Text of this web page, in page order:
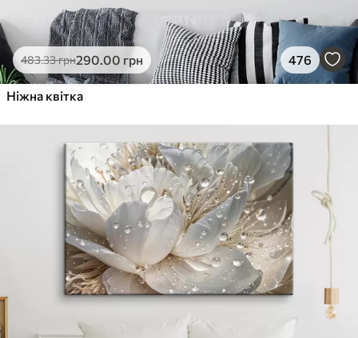
483.33грн290.00 грн 476
Ніжна квітка